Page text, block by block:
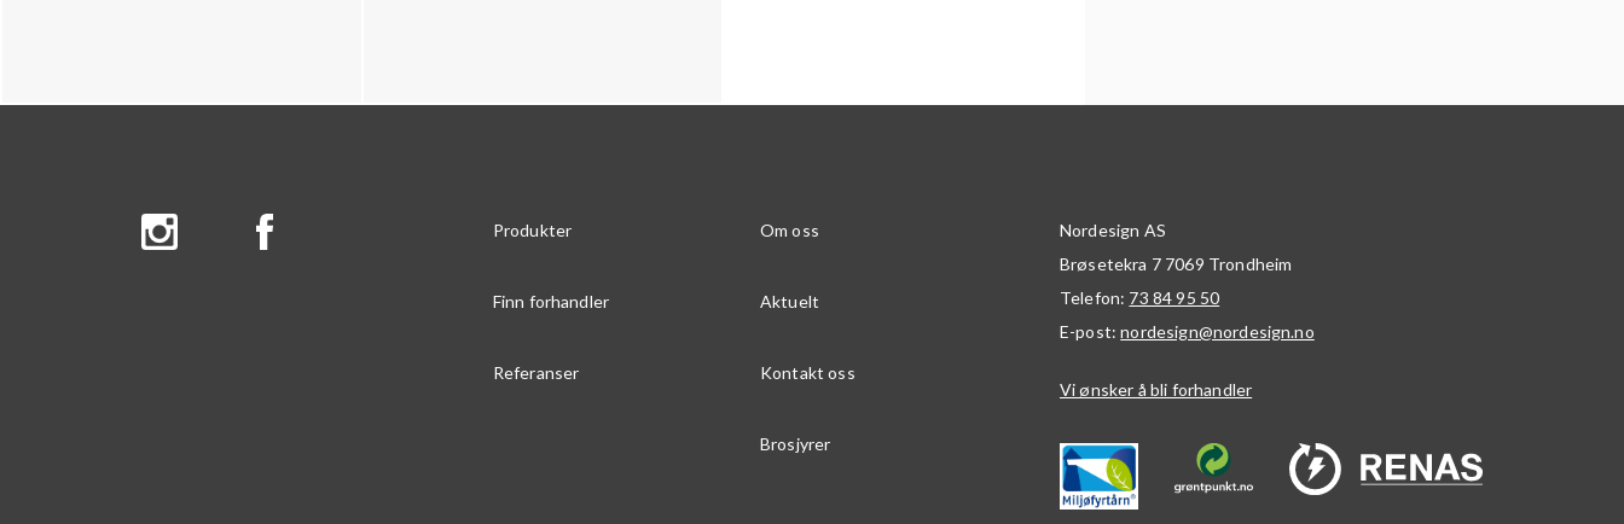
Produkter Om oss
Finn forhandler Aktuelt
Referanser Kontakt oss
Brosjyrer
Nordesign AS
Brøsetekra 7 7069 Trondheim
Telefon: 73 84 95 50
E-post:nordesign@nordesign.no
Vi ønsker å bli forhandler